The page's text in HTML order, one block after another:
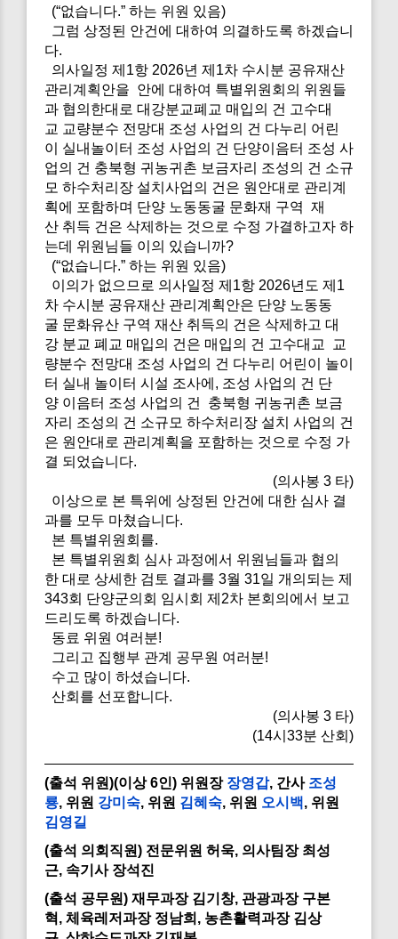
(“없습니다.” 하는 위원 있음)
그럼 상정된 안건에 대하여 의결하도록 하겠습니
다.
의사일정 제1항 2026년 제1차 수시분 공유재산
관리계획안을 안에 대하여 특별위원회의 위원들
과 협의한대로 대강분교폐교 매입의 건 고수대
교 교량분수 전망대 조성 사업의 건 다누리 어린
이 실내놀이터 조성 사업의 건 단양이음터 조성 사
업의 건 충북형 귀농귀촌 보금자리 조성의 건 소규
모 하수처리장 설치사업의 건은 원안대로 관리계
획에 포함하며 단양 노동동굴 문화재 구역 재
산 취득 건은 삭제하는 것으로 수정 가결하고자 하
는데 위원님들 이의 있습니까?
(“없습니다.” 하는 위원 있음)
이의가 없으므로 의사일정 제1항 2026년도 제1
차 수시분 공유재산 관리계획안은 단양 노동동
굴 문화유산 구역 재산 취득의 건은 삭제하고 대
강 분교 폐교 매입의 건은 매입의 건 고수대교 교
량분수 전망대 조성 사업의 건 다누리 어린이 놀이
터 실내 놀이터 시설 조사에, 조성 사업의 건 단
양 이음터 조성 사업의 건 충북형 귀농귀촌 보금
자리 조성의 건 소규모 하수처리장 설치 사업의 건
은 원안대로 관리계획을 포함하는 것으로 수정 가
결 되었습니다.
(의사봉 3 타)
이상으로 본 특위에 상정된 안건에 대한 심사 결
과를 모두 마쳤습니다.
본 특별위원회를.
본 특별위원회 심사 과정에서 위원님들과 협의
한 대로 상세한 검토 결과를 3월 31일 개의되는 제
343회 단양군의회 임시회 제2차 본회의에서 보고
드리도록 하겠습니다.
동료 위원 여러분!
그리고 집행부 관계 공무원 여러분!
수고 많이 하셨습니다.
산회를 선포합니다.
(의사봉 3 타)
(14시33분 산회)
(출석 위원)(이상 6인) 위원장 장영갑, 간사 조성
룡, 위원 강미숙, 위원 김혜숙, 위원 오시백, 위원
김영길
(출석 의회직원) 전문위원 허욱, 의사팀장 최성
근, 속기사 장석진
(출석 공무원) 재무과장 김기창, 관광과장 구본
혁, 체육레저과장 정남희, 농촌활력과장 김상